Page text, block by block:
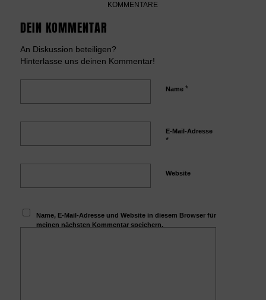
KOMMENTARE
DEIN KOMMENTAR
An Diskussion beteiligen?
Hinterlasse uns deinen Kommentar!
Name *
E-Mail-Adresse
*
Website
Name, E-Mail-Adresse und Website in diesem Browser für
meinen nächsten Kommentar speichern.